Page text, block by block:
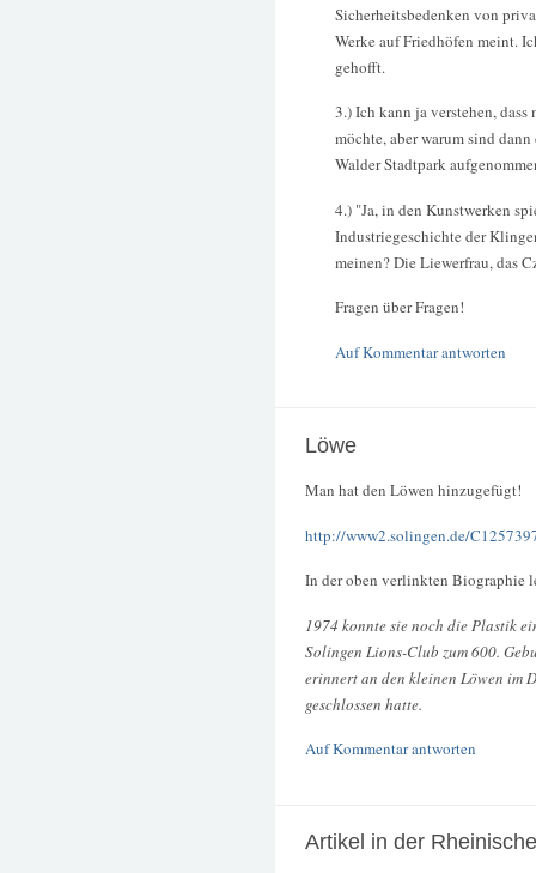
Sicherheitsbedenken von
Werke auf Friedhöfen meint.
gehofft.
3.) Ich kann ja verstehen,
möchte, aber warum sind
Walder Stadtpark
4.) "Ja, in den Kunstwerken
Industriegeschichte der
meinen? Die Liewerfrau, das
Fragen über Fragen!
Auf Kommentar antworten
Löwe
Man hat den Löwen hinzugefügt!
http://www2.solingen.de/
In der oben verlinkten Biographie
1974 konnte sie noch die Plastik
Solingen Lions-Club zum 600.
erinnert an den kleinen Löwen im
geschlossen hatte.
Auf Kommentar antworten
Artikel in der